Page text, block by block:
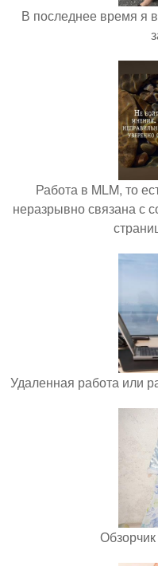
В последнее время я
Работа в MLM, то
неразрывно связана с
Удаленная работа или